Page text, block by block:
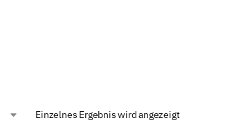
Einzelnes Ergebnis wird angezeigt